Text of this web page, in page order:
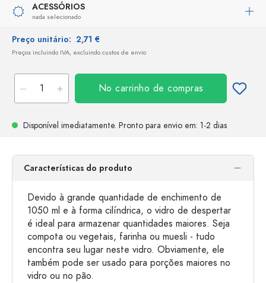
ACESSÓRIOS
nada selecionado
Preço unitário: 2,71 €
Preços incluindo IVA, excluindo custos de envio
No carrinho de compras
Disponível imediatamente. Pronto para envio em: 1-2 dias
Características do produto
Devido à grande quantidade de enchimento de
1050 ml e à forma cilíndrica, o vidro de despertar
é ideal para armazenar quantidades maiores. Seja
compota ou vegetais, farinha ou muesli - tudo
encontra seu lugar neste vidro. Obviamente, ele
também pode ser usado para porções maiores no
vidro ou no pão.